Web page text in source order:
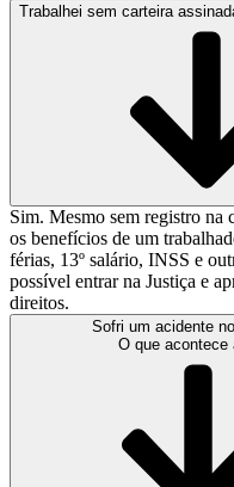
Trabalhei sem carteira
Sim. Mesmo sem registro na
os benefícios de um
férias, 13º salário, INSS e
possível entrar na Justiça e
direitos.
Sofri um acidente
O que acontece